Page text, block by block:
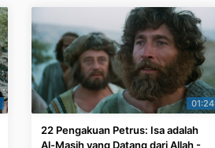
01:24
22 Pengakuan Petrus: Isa adalah
Al-Masih yang Datang dari Allah -